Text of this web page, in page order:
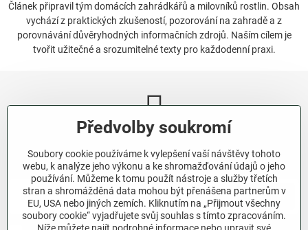
Článek připravil tým domácích zahrádkářů a milovníků rostlin. Obsah
vychází z praktických zkušeností, pozorování na zahradě a z
porovnávání důvěryhodných informačních zdrojů. Naším cílem je
tvořit užitečné a srozumitelné texty pro každodenní praxi.
Newsletter
Odebírat naše novinky:
Odebírat
Předvolby soukromí
Soubory cookie používáme k vylepšení vaší návštěvy tohoto
webu, k analýze jeho výkonu a ke shromažďování údajů o jeho
používání. Můžeme k tomu použít nástroje a služby třetích
stran a shromážděná data mohou být přenášena partnerům v
EU, USA nebo jiných zemích. Kliknutím na „Přijmout všechny
soubory cookie“ vyjadřujete svůj souhlas s tímto zpracováním.